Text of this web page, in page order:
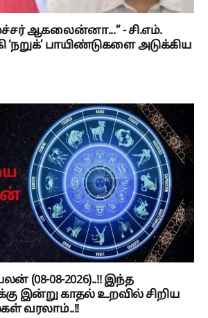
ஆகலைன்னா...” - சி.எம்.
பாயிண்டுகளை அடுக்கிய
(08-08-2026)..!! இந்த
இன்று காதல் உறவில் சிறிய
வரலாம்..!!